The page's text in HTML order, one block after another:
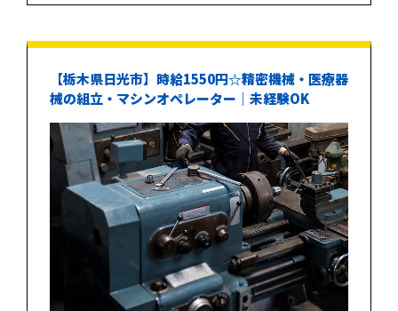
【栃木県日光市】時給1550円☆精密機械・医療器
械の組立・マシンオペレーター｜未経験OK